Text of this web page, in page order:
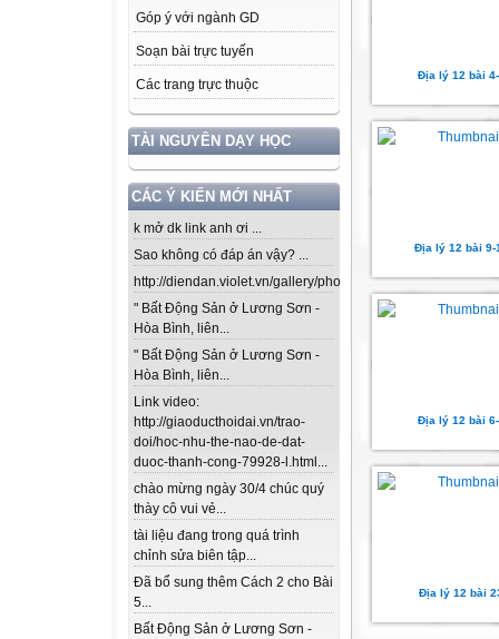
Góp ý với ngành GD
Soạn bài trực tuyến
Các trang trực thuộc
TÀI NGUYÊN DẠY HỌC
CÁC Ý KIẾN MỚI NHẤT
k mở dk link anh ơi ...
Sao không có đáp án vậy? ...
http://diendan.violet.vn/gallery/photos/302...
" Bất Động Sản ở Lương Sơn -
Hòa Bình, liên...
" Bất Động Sản ở Lương Sơn -
Hòa Bình, liên...
Link video:
http://giaoducthoidai.vn/trao-
doi/hoc-nhu-the-nao-de-dat-
duoc-thanh-cong-79928-l.html...
chào mừng ngày 30/4 chúc quý
thày cô vui vẻ...
tài liệu đang trong quá trình
chỉnh sửa biên tập...
Đã bổ sung thêm Cách 2 cho Bài
5...
Bất Động Sản ở Lương Sơn -
Địa lý 12 bài
Địa lý 12 bài 9-
Địa lý 12 bài
Địa lý 12 bài